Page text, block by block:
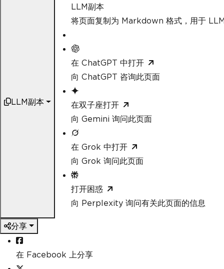
LLM副本
LLM副本
将页面复制为 Markdown 格式，用于
在 ChatGPT 中打开
向 ChatGPT 咨询此页面
在双子座打开
向 Gemini 询问此页面
在 Grok 中打开
向 Grok 询问此页面
打开困惑
向 Perplexity 询问有关此页面的信息
分享
在 Facebook 上分享